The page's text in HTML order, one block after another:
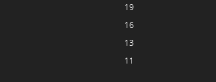
19
16
13
11